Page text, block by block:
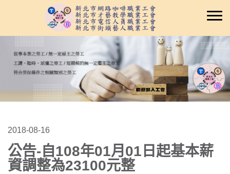
2018-08-16
公告-自108年01月01日起基本薪
資調整為23100元整